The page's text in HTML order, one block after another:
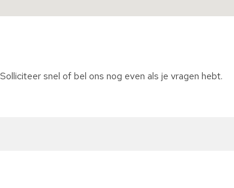
snel of bel ons nog even als je vragen hebt.